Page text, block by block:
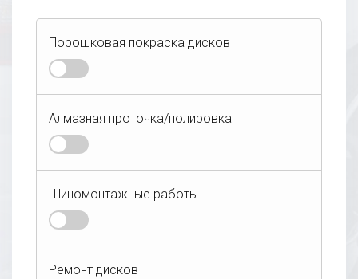
Порошковая покраска дисков
Дополнительные услуги:
Алмазная проточка/полировка
Алмазная проточка лицевой части
диска
Шиномонтажные работы
Легковой Внедорожник
Ремонт дисков